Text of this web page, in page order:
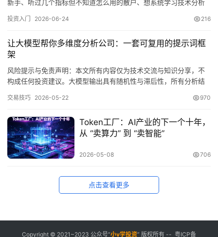
新手、听过几个指标但不知道怎么用的散户、想系统学习技术分析
易者、追求 “一夜暴富” 的投机者、只相信基本面分析的纯价值投资
析是概率工具而…
投资入门 2026-06-24 216
让大模型帮你多维度分析公司：一套可复用的提示词框
架
风险提示与免责声明：本文所有内容仅为技术交流与知识分享，不
构成任何投资建议。大模型输出具有随机性与滞后性，所有分析结
点心酸的现实是：专业投资机构每年花几十万买金融终端、雇分析
到的，往往是三五手研报截图、股吧里真假难辨的帖子，以及炒股
软件上那几…
交易技巧 2026-05-22 970
Token工厂：AI产业的下一个十年，
从 “卖算力” 到 “卖智能”
2026-05-08 706
点击查看更多
Copyright © 2021~2023 公众号“小v学投资” 版权所有 -- 粤ICP备